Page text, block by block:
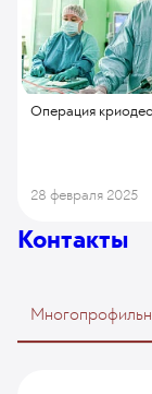
Операция
28 февраля 2025
Контакты